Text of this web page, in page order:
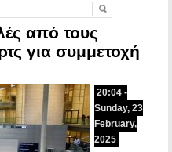
από τους
για συμμετοχή
20:04 -
Sunday, 23
February,
2025